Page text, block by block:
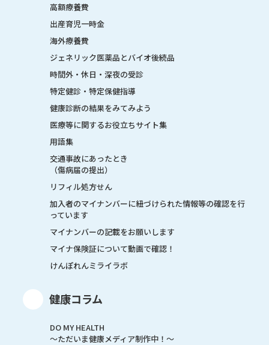
高額療養費
出産育児一時金
海外療養費
ジェネリック医薬品とバイオ後続品
時間外・休日・深夜の受診
特定健診・特定保健指導
健康診断の結果をみてみよう
医療等に関するお役立ちサイト集
用語集
交通事故にあったとき
（傷病届の提出）
リフィル処方せん
加入者のマイナンバーに紐づけられた情報等の確認を行
っています
マイナンバーの記載をお願いします
マイナ保険証について動画で確認！
けんぽれんミライラボ
健康コラム
DO MY HEALTH
～ただいま健康メディア制作中！～